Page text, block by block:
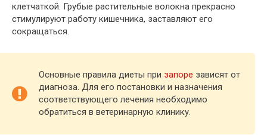
клетчаткой. Грубые растительные волокна прекрасно
стимулируют работу кишечника, заставляют его
сокращаться.
Основные правила диеты при запоре зависят от
диагноза. Для его постановки и назначения
соответствующего лечения необходимо
обратиться в ветеринарную клинику.